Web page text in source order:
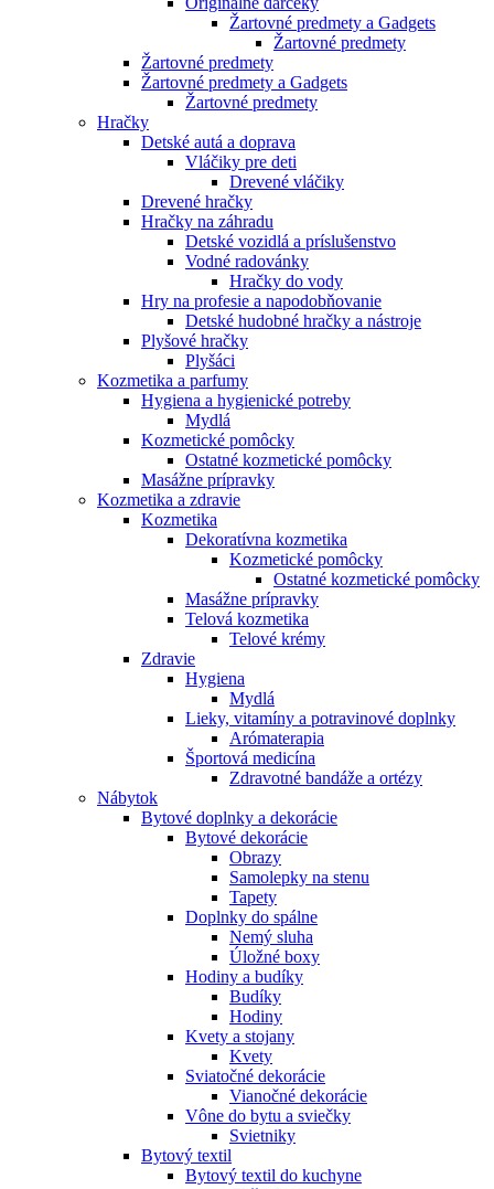
Žartovné predmety a Gadgets
Žartovné predmety
Žartovné predmety
Žartovné predmety a Gadgets
Žartovné predmety
Hračky
Detské autá a doprava
Vláčiky pre deti
Drevené vláčiky
Drevené hračky
Hračky na záhradu
Detské vozidlá a príslušenstvo
Vodné radovánky
Hračky do vody
Hry na profesie a napodobňovanie
Detské hudobné hračky a nástroje
Plyšové hračky
Plyšáci
Kozmetika a parfumy
Hygiena a hygienické potreby
Mydlá
Kozmetické pomôcky
Ostatné kozmetické pomôcky
Masážne prípravky
Kozmetika a zdravie
Kozmetika
Dekoratívna kozmetika
Kozmetické pomôcky
Ostatné kozmetické pomôcky
Masážne prípravky
Telová kozmetika
Telové krémy
Zdravie
Hygiena
Mydlá
Lieky, vitamíny a potravinové doplnky
Arómaterapia
Športová medicína
Zdravotné bandáže a ortézy
Nábytok
Bytové doplnky a dekorácie
Bytové dekorácie
Obrazy
Samolepky na stenu
Tapety
Doplnky do spálne
Nemý sluha
Úložné boxy
Hodiny a budíky
Budíky
Hodiny
Kvety a stojany
Kvety
Sviatočné dekorácie
Vianočné dekorácie
Vône do bytu a sviečky
Svietniky
Bytový textil
Bytový textil do kuchyne